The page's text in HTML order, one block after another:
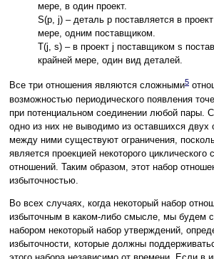
мере, в один проект.
S(p, j) – деталь p поставляется в
мере, одним поставщиком.
T(j, s) – в проект j поставщиком s
крайней мере, один вид деталей.
Все три отношения являются сложными5
возможностью периодического появления
при потенциальном соединении любой пары.
одно из них не выводимо из оставшихся двух
между ними существуют ограничения,
является проекцией некоторого циклического
отношений. Таким образом, этот набор
избыточностью.
Во всех случаях, когда некоторый набор
избыточным в каком-либо смысле, мы будем
набором некоторый набор утверждений,
избыточности, которые должны